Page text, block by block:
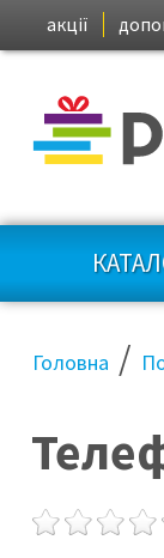
акції
Головна /